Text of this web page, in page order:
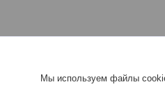
Мы используем файлы